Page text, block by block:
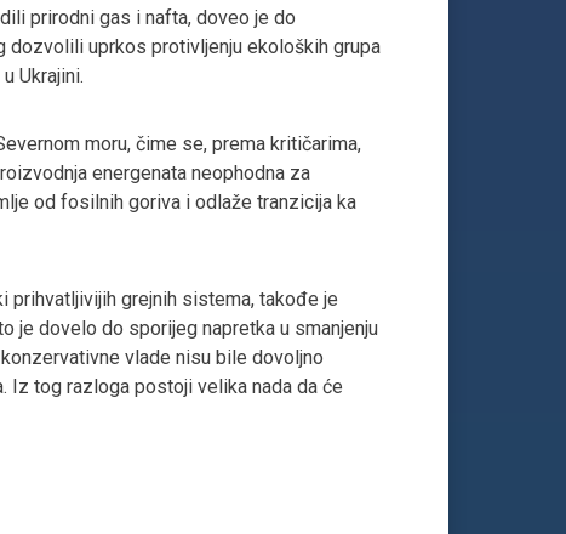
prirodni gas i nafta, doveo je do
uprkos protivljenju ekoloških grupa
Ukrajini.
moru, čime se, prema kritičarima,
energenata neophodna za
od fosilnih goriva i odlaže tranzicija ka
prihvatljivijih grejnih sistema, takođe je
je dovelo do sporijeg napretka u smanjenju
vlade nisu bile dovoljno
Iz tog razloga postoji velika nada da će